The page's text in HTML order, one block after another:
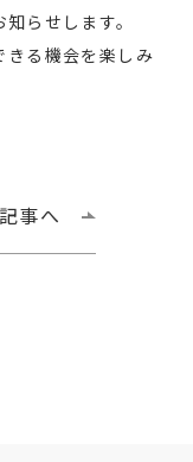
らせします。
きる機会を楽しみ
事へ